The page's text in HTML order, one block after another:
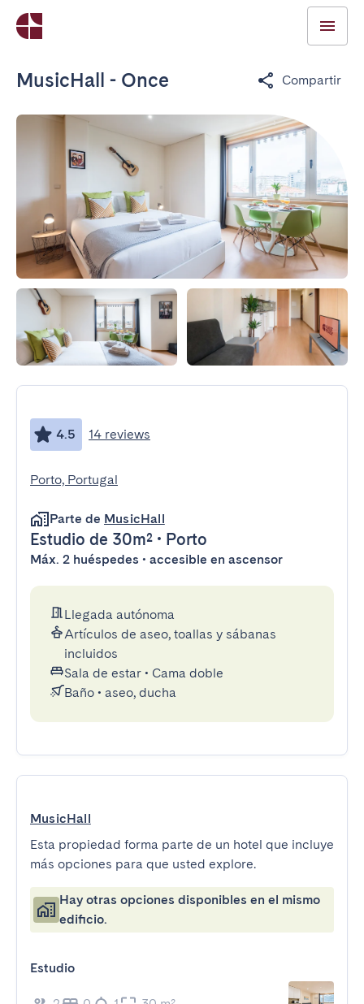
MusicHall - Once Compartir
4.5 14 reviews
Porto, Portugal
Parte de MusicHall
Estudio de 30m² • Porto
Máx. 2 huéspedes • accesible en ascensor
Llegada autónoma
Artículos de aseo, toallas y sábanas
incluidos
Sala de estar • Cama doble
Baño • aseo, ducha
MusicHall
Esta propiedad forma parte de un hotel que incluye
más opciones para que usted explore.
Hay otras opciones disponibles en el mismo
edificio.
Estudio